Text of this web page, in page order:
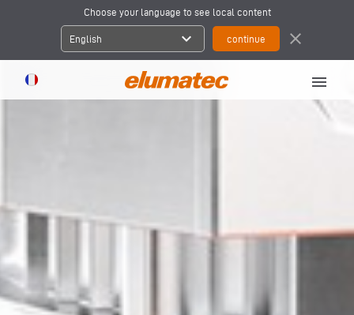
Choose your language to see local content
English expand_more close
menu